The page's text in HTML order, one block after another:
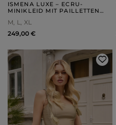
ISMENA LUXE – ECRU-
MINIKLEID MIT PAILLETTEN
M L
XL
249,00 €